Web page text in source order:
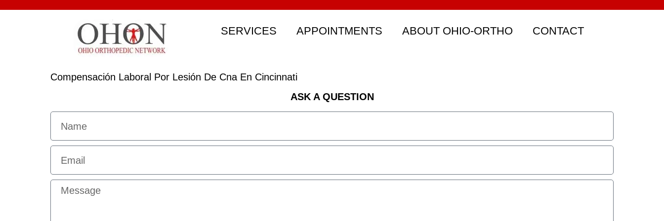
SERVICES APPOINTMENTS ABOUT OHIO-ORTHO CONTACT
Compensación Laboral Por Lesión De Cna En Cincinnati
ASK A QUESTION